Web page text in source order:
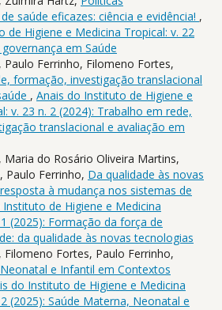
saúde eficazes: ciência e evidência! ,
de Higiene e Medicina Tropical: v. 22
em Saúde
Paulo Ferrinho, Filomeno Fortes,
formação, investigação translacional
, Anais do Instituto de Higiene e
v. 23 n. 2 (2024): Trabalho em rede,
translacional e avaliação em
Maria do Rosário Oliveira Martins,
Paulo Ferrinho, Da qualidade às novas
à mudança nos sistemas de
Instituto de Higiene e Medicina
(2025): Formação da força de
da qualidade às novas tecnologias
Filomeno Fortes, Paulo Ferrinho,
e Infantil em Contextos
do Instituto de Higiene e Medicina
(2025): Saúde Materna, Neonatal e